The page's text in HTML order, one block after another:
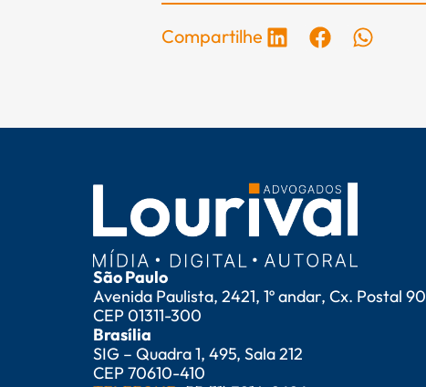
Compartilhe
São Paulo
Avenida Paulista, 2421, 1º andar, Cx. Postal 90
CEP 01311-300
Brasília
SIG – Quadra 1, 495, Sala 212
CEP 70610-410